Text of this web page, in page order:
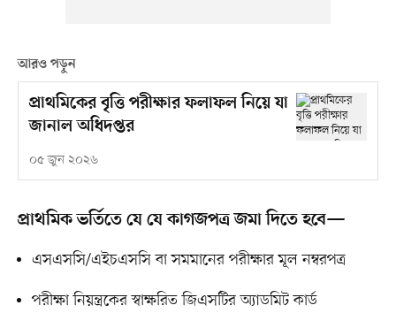
আরও পড়ুন
প্রাথমিকের বৃত্তি পরীক্ষার ফলাফল নিয়ে যা
জানাল অধিদপ্তর
০৫ জুন ২০২৬
প্রাথমিক ভর্তিতে যে যে কাগজপত্র জমা দিতে হবে—
এসএসসি/এইচএসসি বা সমমানের পরীক্ষার মূল নম্বরপত্র
পরীক্ষা নিয়ন্ত্রকের স্বাক্ষরিত জিএসটির অ্যাডমিট কার্ড